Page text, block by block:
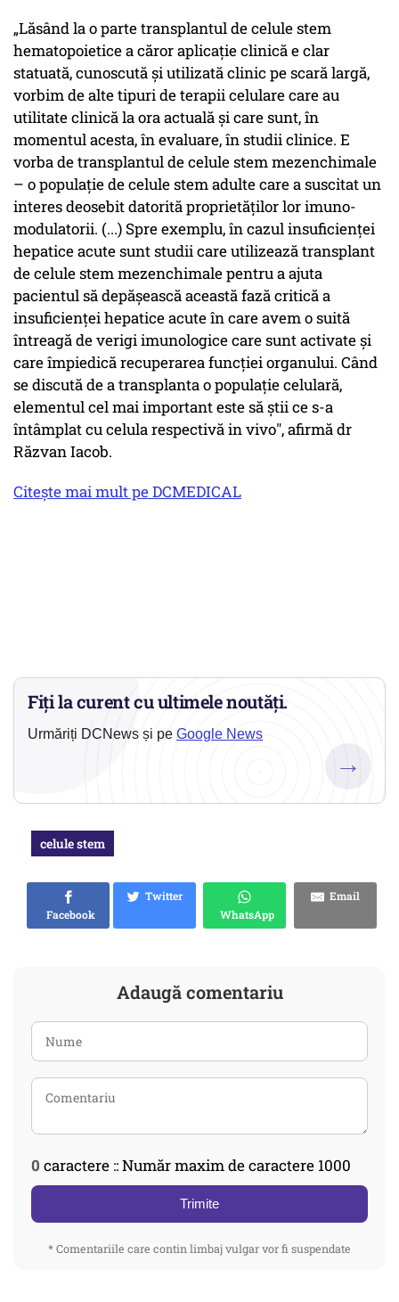
„Lăsând la o parte transplantul de celule stem
hematopoietice a căror aplicație clinică e clar
statuată, cunoscută și utilizată clinic pe scară largă,
vorbim de alte tipuri de terapii celulare care au
utilitate clinică la ora actuală și care sunt, în
momentul acesta, în evaluare, în studii clinice. E
vorba de transplantul de celule stem mezenchimale
– o populație de celule stem adulte care a suscitat un
interes deosebit datorită proprietăților lor imuno-
modulatorii. (...) Spre exemplu, în cazul insuficienței
hepatice acute sunt studii care utilizează transplant
de celule stem mezenchimale pentru a ajuta
pacientul să depășească această fază critică a
insuficienței hepatice acute în care avem o suită
întreagă de verigi imunologice care sunt activate și
care împiedică recuperarea funcției organului. Când
se discută de a transplanta o populație celulară,
elementul cel mai important este să știi ce s-a
întâmplat cu celula respectivă in vivo", afirmă dr
Răzvan Iacob.
Citeşte mai mult pe DCMEDICAL
Fiți la curent cu ultimele noutăți.
Urmăriți DCNews și pe Google News
→
celule stem
Facebook
Twitter
WhatsApp
Email
Adaugă comentariu
0 caractere :: Număr maxim de caractere 1000
Trimite
* Comentariile care contin limbaj vulgar vor fi suspendate